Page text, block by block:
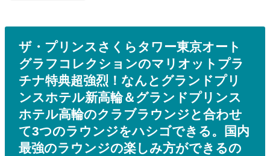
ザ・プリンスさくらタワー東京オート
グラフコレクションのマリオットプラ
チナ特典超強烈！なんとグランドプリ
ンスホテル新高輪＆グランドプリンス
ホテル高輪のクラブラウンジと合わせ
て3つのラウンジをハシゴできる。国内
最強のラウンジの楽しみ方ができるの